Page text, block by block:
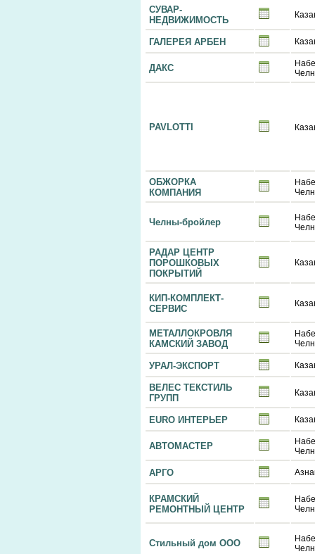
СУВАР-
НЕДВИЖИМОСТЬ
ГАЛЕРЕЯ АРБЕН
ДАКС
PAVLOTTI
ОБЖОРКА
КОМПАНИЯ
Челны-бройлер
РАДАР ЦЕНТР
ПОРОШКОВЫХ
ПОКРЫТИЙ
КИП-КОМПЛЕКТ-
СЕРВИС
МЕТАЛЛОКРОВЛЯ
КАМСКИЙ ЗАВОД
УРАЛ-ЭКСПОРТ
ВЕЛЕС ТЕКСТИЛЬ
ГРУПП
EURO ИНТЕРЬЕР
АВТОМАСТЕР
АРГО
КРАМСКИЙ
РЕМОНТНЫЙ ЦЕНТР
Стильный дом ООО